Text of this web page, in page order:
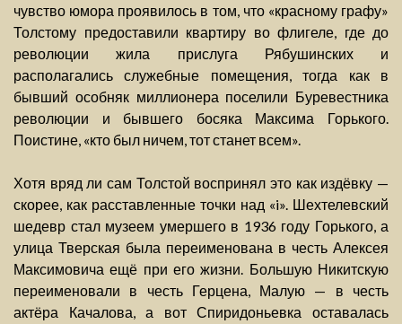
чувство юмора проявилось в том, что «красному графу»
Толстому предоставили квартиру во флигеле, где до
революции жила прислуга Рябушинских и
располагались служебные помещения, тогда как в
бывший особняк миллионера поселили Буревестника
революции и бывшего босяка Максима Горького.
Поистине, «кто был ничем, тот станет всем».
Хотя вряд ли сам Толстой воспринял это как издёвку —
скорее, как расставленные точки над «i». Шехтелевский
шедевр стал музеем умершего в 1936 году Горького, а
улица Тверская была переименована в честь Алексея
Максимовича ещё при его жизни. Большую Никитскую
переименовали в честь Герцена, Малую — в честь
актёра Качалова, а вот Спиридоньевка оставалась